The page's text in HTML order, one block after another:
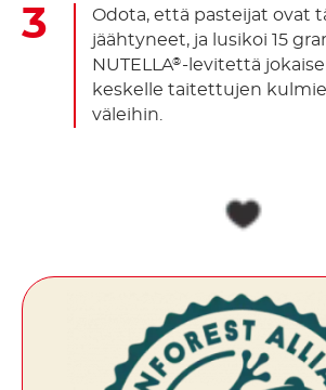
Odota, että pasteijat ovat
jäähtyneet, ja lusikoi 15
NUTELLA® -levitettä
keskelle taitettujen
väleihin.